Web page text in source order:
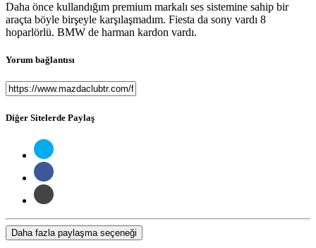
Daha önce kullandığım premium markalı ses sistemine sahip bir
araçta böyle birşeyle karşılaşmadım. Fiesta da sony vardı 8
hoparlörlü. BMW de harman kardon vardı.
Yorum bağlantısı
Diğer Sitelerde Paylaş
Daha fazla paylaşma seçeneği